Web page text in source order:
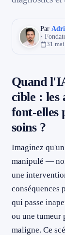
Par
·
31
Quand
cible : les
font-elles
soins ?
Imaginez
manipulé —
une
conséquences
qui passe
ou une tumeur
maligne. Ce
par une
la sécurité de
Conclusion :